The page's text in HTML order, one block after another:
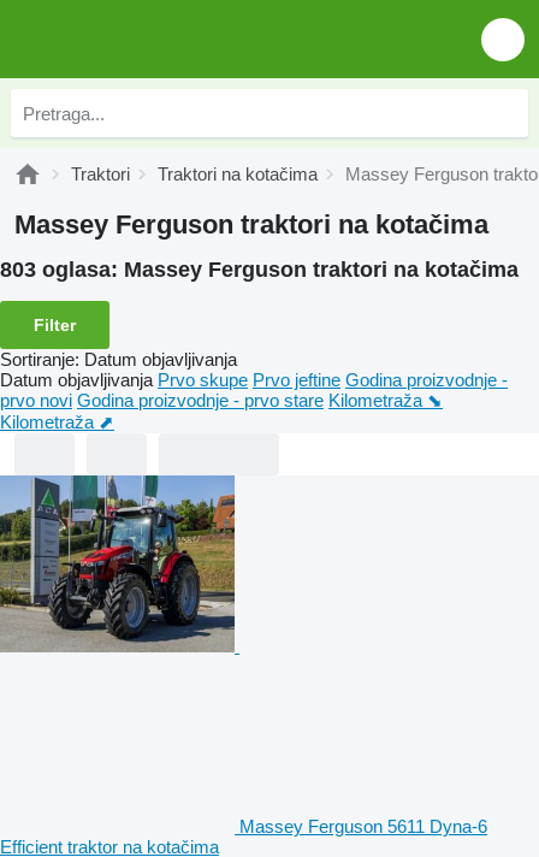
Traktori Traktori na kotačima Massey Ferguson
Massey Ferguson traktori na kotačima
803 oglasa: Massey Ferguson traktori na kotačima
Filter
Sortiranje: Datum objavljivanja
Datum objavljivanja Prvo skupe Prvo jeftine Godina proizvodnje -
prvo novi Godina proizvodnje - prvo stare Kilometraža ⬊
Kilometraža ⬈
Massey Ferguson 5611 Dyna-6
Efficient traktor na kotačima